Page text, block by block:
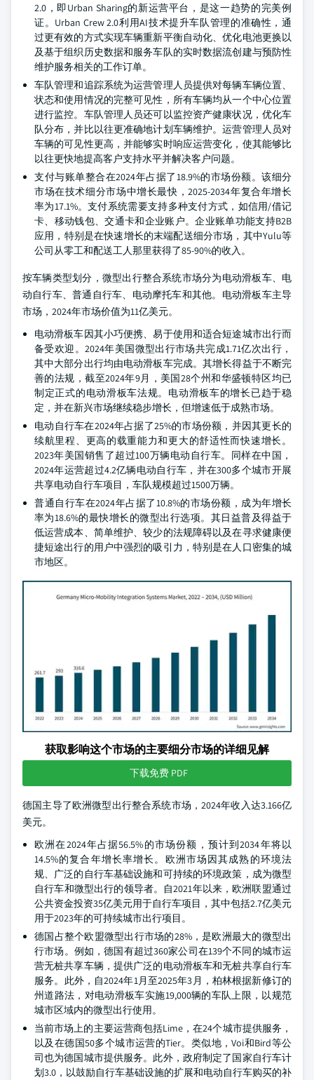
2.0，即Urban Sharing的新运营平台，是这一趋势的完美例
证。Urban Crew 2.0利用AI技术提升车队管理的准确性，通
过更有效的方式实现车辆重新平衡自动化、优化电池更换以
及基于组织历史数据和服务车队的实时数据流创建与预防性
维护服务相关的工作订单。
车队管理和追踪系统为运营管理人员提供对每辆车辆位置、
状态和使用情况的完整可见性，所有车辆均从一个中心位置
进行监控。车队管理人员还可以监控资产健康状况，优化车
队分布，并比以往更准确地计划车辆维护。运营管理人员对
车辆的可见性更高，并能够实时响应运营变化，使其能够比
以往更快地提高客户支持水平并解决客户问题。
支付与账单整合在2024年占据了18.9%的市场份额。该细分
市场在技术细分市场中增长最快，2025-2034年复合年增长
率为17.1%。支付系统需要支持多种支付方式，如信用/借记
卡、移动钱包、交通卡和企业账户。企业账单功能支持B2B
应用，特别是在快速增长的末端配送细分市场，其中Yulu等
公司从零工和配送工人那里获得了85-90%的收入。
按车辆类型划分，微型出行整合系统市场分为电动滑板车、电
动自行车、普通自行车、电动摩托车和其他。电动滑板车主导
市场，2024年市场价值为11亿美元。
电动滑板车因其小巧便携、易于使用和适合短途城市出行而
备受欢迎。2024年美国微型出行市场共完成1.71亿次出行，
其中大部分出行均由电动滑板车完成。其增长得益于不断完
善的法规，截至2024年9月，美国28个州和华盛顿特区均已
制定正式的电动滑板车法规。电动滑板车的增长已趋于稳
定，并在新兴市场继续稳步增长，但增速低于成熟市场。
电动自行车在2024年占据了25%的市场份额，并因其更长的
续航里程、更高的载重能力和更大的舒适性而快速增长。
2023年美国销售了超过100万辆电动自行车。同样在中国，
2024年运营超过4.2亿辆电动自行车，并在300多个城市开展
共享电动自行车项目，车队规模超过1500万辆。
普通自行车在2024年占据了10.8%的市场份额，成为年增长
率为18.6%的最快增长的微型出行选项。其日益普及得益于
低运营成本、简单维护、较少的法规障碍以及在寻求健康便
捷短途出行的用户中强烈的吸引力，特别是在人口密集的城
市地区。
获取影响这个市场的主要细分市场的详细见解
下载免费 PDF
德国主导了欧洲微型出行整合系统市场，2024年收入达3.166亿
美元。
欧洲在2024年占据56.5%的市场份额，预计到2034年将以
14.5%的复合年增长率增长。欧洲市场因其成熟的环境法
规、广泛的自行车基础设施和可持续的环境政策，成为微型
自行车和微型出行的领导者。自2021年以来，欧洲联盟通过
公共资金投资35亿美元用于自行车项目，其中包括2.7亿美元
用于2023年的可持续城市出行项目。
德国占整个欧盟微型出行市场的28%，是欧洲最大的微型出
行市场。例如，德国有超过360家公司在139个不同的城市运
营无桩共享车辆，提供广泛的电动滑板车和无桩共享自行车
服务。此外，自2024年1月至2025年3月，柏林根据新修订的
州道路法，对电动滑板车实施19,000辆的车队上限，以规范
城市区域内的微型出行使用。
当前市场上的主要运营商包括Lime，在24个城市提供服务，
以及在德国50多个城市运营的Tier。类似地，Voi和Bird等公
司也为德国城市提供服务。此外，政府制定了国家自行车计
划3.0，以鼓励自行车基础设施的扩展和电动自行车购买的补